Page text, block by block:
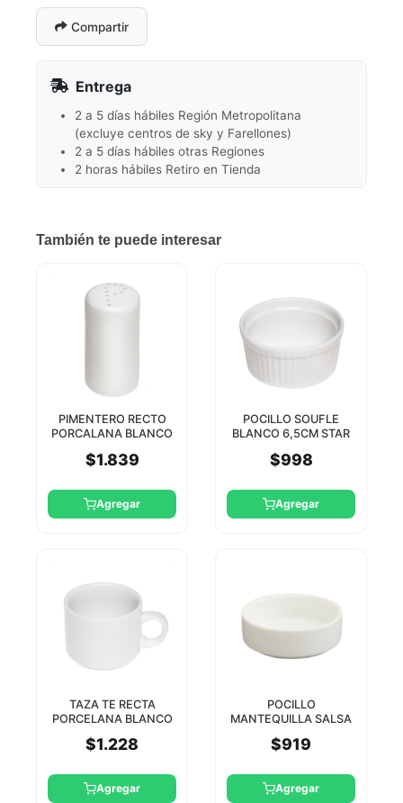
Compartir
Entrega
2 a 5 días hábiles Región Metropolitana
(excluye centros de sky y Farellones)
2 a 5 días hábiles otras Regiones
2 horas hábiles Retiro en Tienda
También te puede interesar
PIMENTERO RECTO
PORCALANA BLANCO
$1.839
Agregar
POCILLO SOUFLE
BLANCO 6,5CM STAR
$998
Agregar
TAZA TE RECTA
PORCELANA BLANCO
$1.228
Agregar
POCILLO
MANTEQUILLA SALSA
$919
Agregar